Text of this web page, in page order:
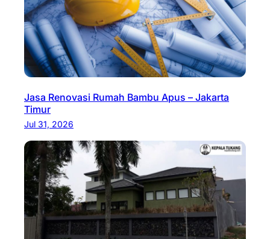
Jasa Renovasi Rumah Bambu Apus – Jakarta
Timur
Jul 31, 2026